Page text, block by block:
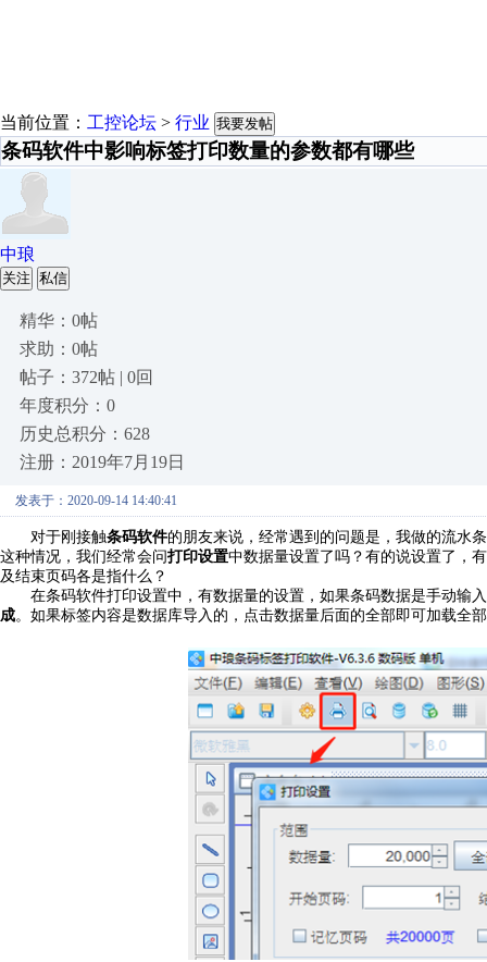
当前位置： 工控论坛 > 行业 我要发帖
条码软件中影响标签打印数量的参数都有哪些
中琅
关注 私信
精华：0帖
求助：0帖
帖子：372帖 | 0回
年度积分：0
历史总积分：628
注册：2019年7月19日
发表于：2020-09-14 14:40:41
对于刚接触条码软件的朋友来说，经常遇到的问题是，我做的流水
这种情况，我们经常会问打印设置中数据量设置了吗？有的说设置了，
及结束页码各是指什么？
在条码软件打印设置中，有数据量的设置，如果条码数据是手动输
成。如果标签内容是数据库导入的，点击数据量后面的全部即可加载全